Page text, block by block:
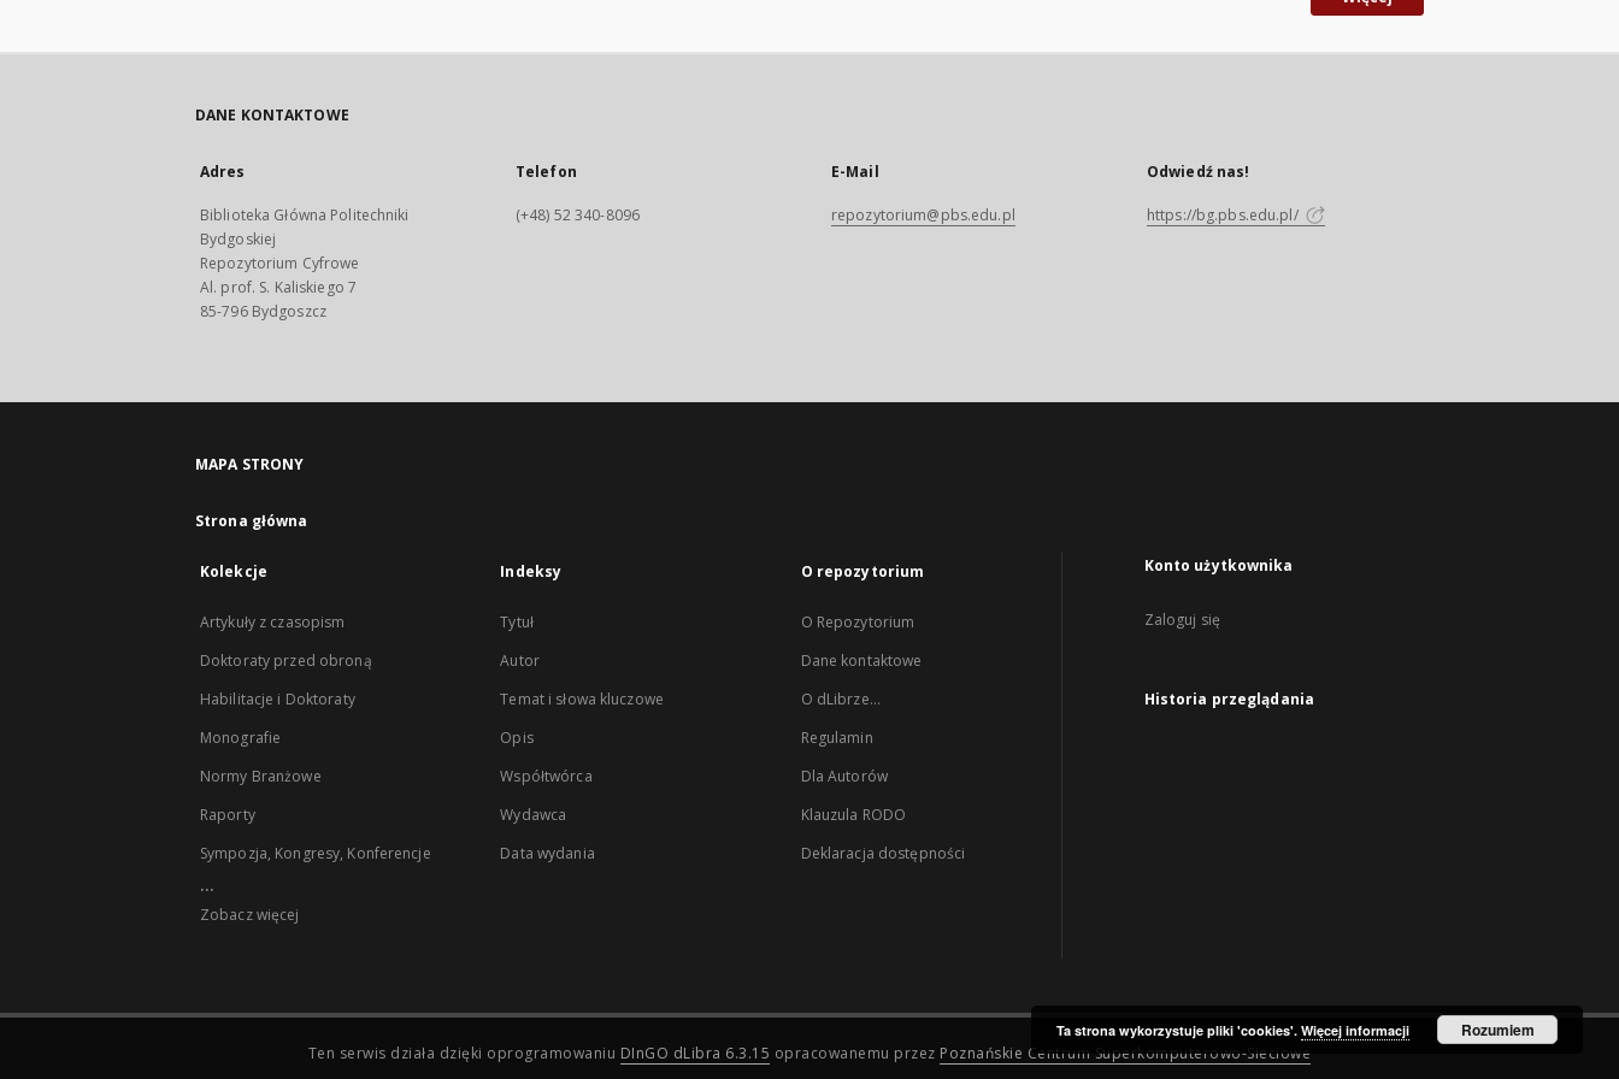
DANE KONTAKTOWE
Adres
Biblioteka Główna Politechniki
Bydgoskiej
Repozytorium Cyfrowe
Al. prof. S. Kaliskiego 7
85-796 Bydgoszcz
Telefon
(+48) 52 340-8096
E-Mail
repozytorium@pbs.edu.pl
Odwiedź nas!
https://bg.pbs.edu.pl/
MAPA STRONY
Strona główna
Kolekcje
Artykuły z czasopism
Doktoraty przed obroną
Habilitacje i Doktoraty
Monografie
Normy Branżowe
Raporty
Sympozja, Kongresy, Konferencje
...
Zobacz więcej
Indeksy
Tytuł
Autor
Temat i słowa kluczowe
Opis
Współtwórca
Wydawca
Data wydania
O repozytorium
O Repozytorium
Dane kontaktowe
O dLibrze...
Regulamin
Dla Autorów
Klauzula RODO
Deklaracja dostępności
Konto użytkownika
Zaloguj się
Historia przeglądania
Ten serwis działa dzięki oprogramowaniu DInGO dLibra 6.3.15 opracowanemu przez Poznańskie Centrum Superkomputerowo-Sieciowe
Ta strona wykorzystuje pliki 'cookies'. Więcej informacji Rozumiem